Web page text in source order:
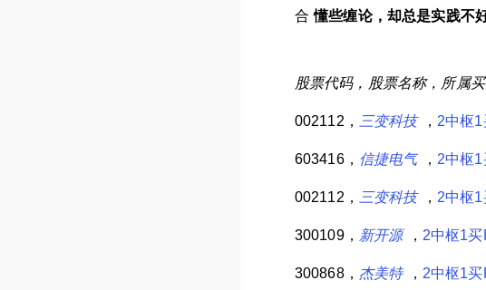
合懂些缠论，却总是实践不
股票代码，股票名称，所属
002112， 三变科技 ， 2中枢1
603416， 信捷电气 ， 2中枢1
002112， 三变科技 ， 2中枢1
300109， 新开源 ， 2中枢1买
300868， 杰美特 ， 2中枢1买